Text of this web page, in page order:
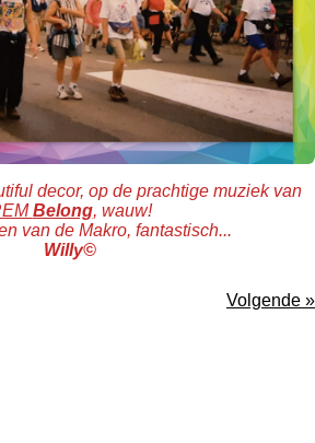
decor, op de prachtige muziek van
Belong, wauw!
van de Makro, fantastisch...
Willy©
Volgende »